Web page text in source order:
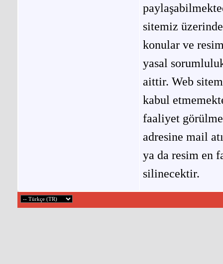
sitemiz
konular ve
yasal
aittir. Web
kabul
faaliyet
adresine mail
ya da resim en
silinecektir.